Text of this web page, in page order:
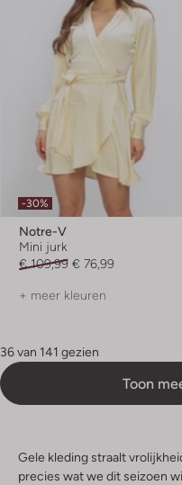
-30%
Notre-V
Mini jurk
€ 109,99 € 76,99
+ meer kleuren
36 van 141 gezien
Toon
Gele kleding straalt
precies wat we dit seizoen